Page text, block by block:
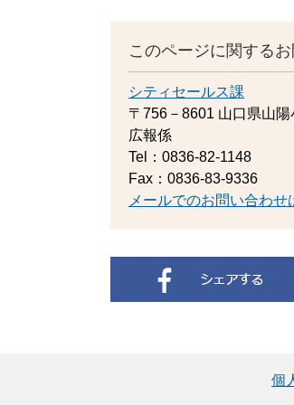
このページに関する
シティセールス課
〒756－8601 山口県山
広報係
Tel：0836-82-1148
Fax：0836-83-9336
メールでのお問い合わせ
個